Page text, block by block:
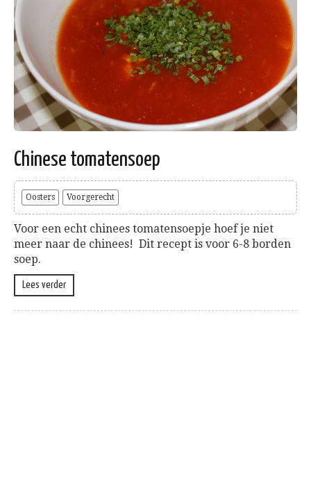
Chinese tomatensoep
Oosters Voorgerecht
Voor een echt chinees tomatensoepje hoef je niet
meer naar de chinees! Dit recept is voor 6-8 borden
soep.
Lees verder